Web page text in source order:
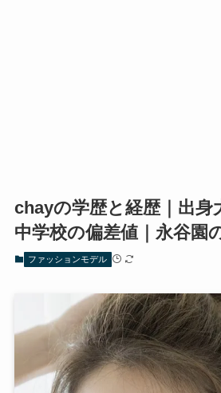
chayの学歴と経歴｜出身
中学校の偏差値｜永谷園
ファッションモデル